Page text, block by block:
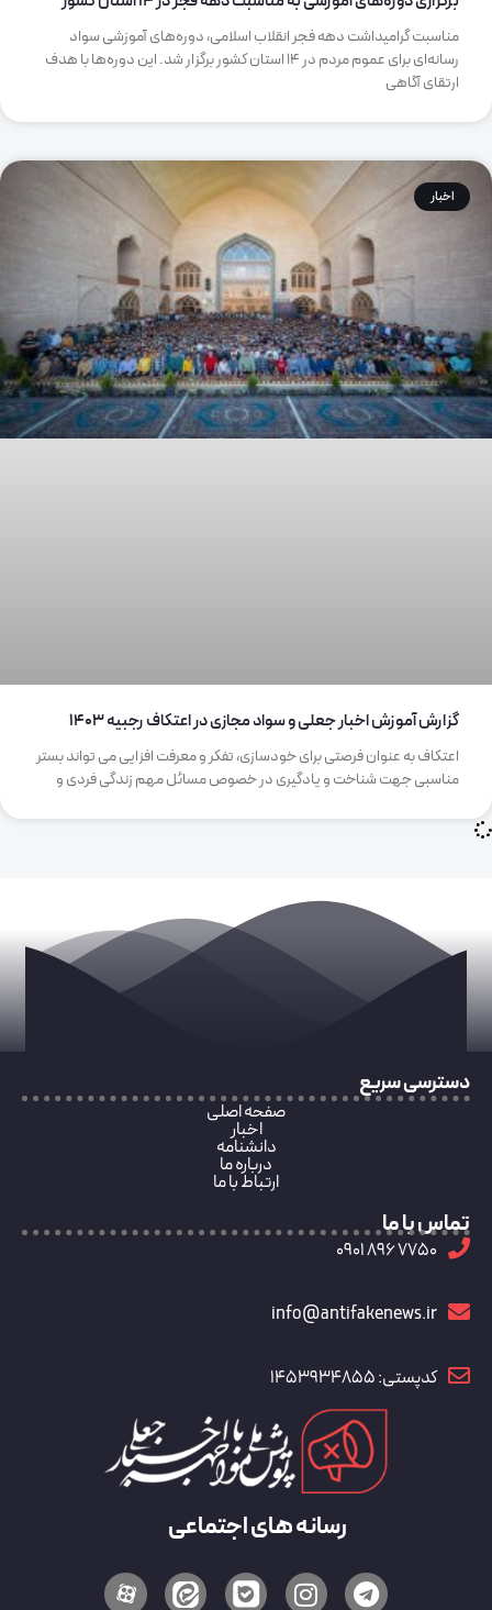
مناسبت گرامیداشت دهه فجر انقلاب اسلامی، دوره‌های آموزشی سواد
رسانه‌ای برای عموم مردم در 14 استان کشور برگزار شد. این دوره‌ها با هدف
ارتقای آگاهی
اخبار
گزارش آموزش اخبار جعلی و سواد مجازی در اعتکاف رجبیه 1403
اعتکاف به عنوان فرصتی برای خودسازی، تفکر و معرفت افزایی می تواند بستر
مناسبی جهت شناخت و یادگیری در خصوص مسائل مهم زندگی فردی و
دسترسی سریع
صفحه اصلی
اخبار
دانشنامه
درباره ما
ارتباط با ما
تماس با ما
7750 896 0901
info@antifakenews.ir
کدپستی: 1453934855
رسانه های اجتماعی